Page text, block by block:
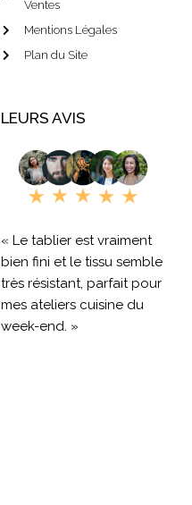
Ventes
Mentions Légales
Plan du Site
LEURS AVIS
« Le tablier est vraiment
bien fini et le tissu semble
très résistant, parfait pour
mes ateliers cuisine du
week-end. »